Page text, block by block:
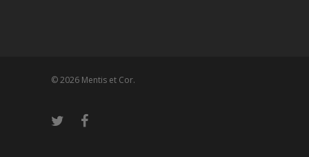
© 2026 Mentis et Cor.